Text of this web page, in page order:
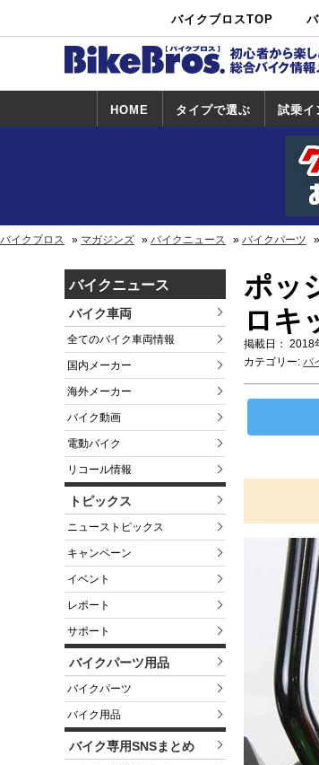
バイクブロスTOP
中
ク
カ
索
シ
索
HOME タイプで選ぶ 試乗イ
試乗イ
一覧
ホンダ
ヤマハ
スズキ
カワサ
ハーレ
BMW
トライ
ドゥ
バイクブロス マガジンズ バイクニュース バイクパーツ
バイクニュース
バイク車両
全てのバイク車両情報
国内メーカー
海外メーカー
バイク動画
電動バイク
リコール情報
トピックス
ニューストピックス
キャンペーン
イベント
レポート
サポート
バイクパーツ用品
バイクパーツ
バイク用品
バイク専用SNSまとめ
ポッ
ロキ
掲載日： 2018
カテゴリー: バ